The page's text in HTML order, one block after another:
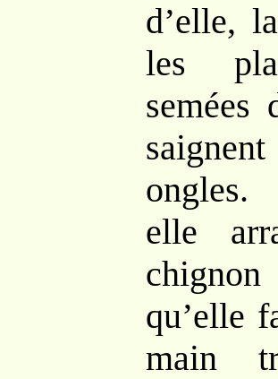
d’elle,
les
semées
ongles.
elle
qu’elle
main